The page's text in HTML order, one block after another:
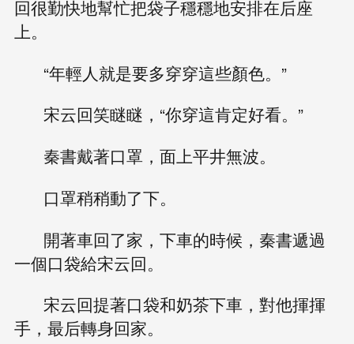
回很勤快地幫忙把袋子穩穩地安排在后座
上。
“年輕人就是要多穿穿這些顏色。”
宋云回笑瞇瞇，“你穿這肯定好看。”
秦書戴著口罩，面上平井無波。
口罩稍稍動了下。
開著車回了家，下車的時候，秦書遞過
一個口袋給宋云回。
宋云回提著口袋和奶茶下車，對他揮揮
手，最后轉身回家。